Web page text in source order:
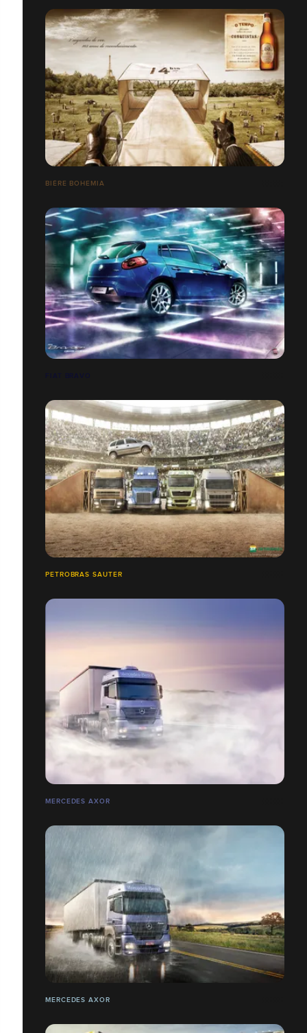
BIÈRE BOHEMIA
FIAT BRAVO
PETROBRAS SAUTER
MERCEDES AXOR
MERCEDES AXOR